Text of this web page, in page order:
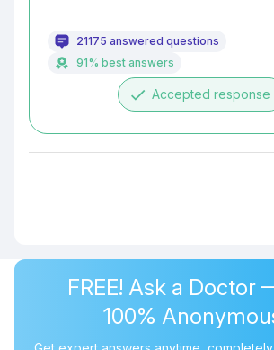
21175 answered questions
91% best answers
done Accepted response
FREE! Ask a Doctor
100%